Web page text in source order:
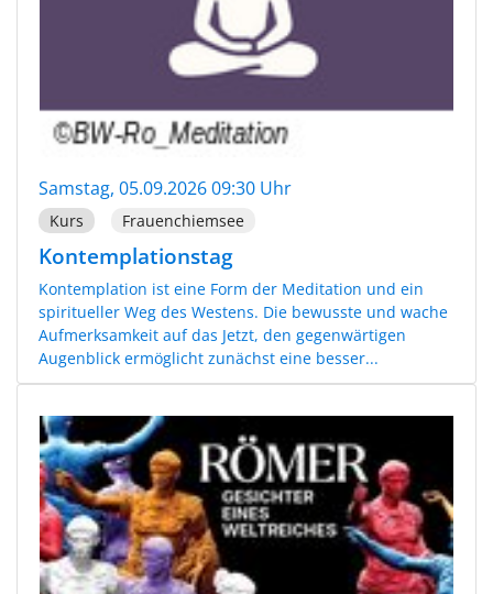
Samstag, 05.09.2026 09:30 Uhr
Kurs Frauenchiemsee
Kontemplationstag
Kontemplation ist eine Form der Meditation und ein
spiritueller Weg des Westens. Die bewusste und wache
Aufmerksamkeit auf das Jetzt, den gegenwärtigen
Augenblick ermöglicht zunächst eine besser...